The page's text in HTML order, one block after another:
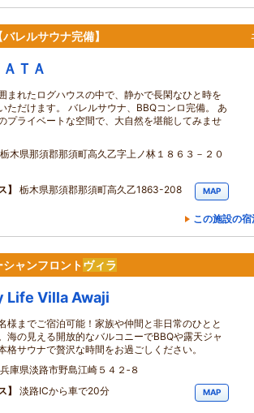
バレルサウナ完備】
ＴＡ
まれたログハウスの中で、静かで長閑なひと時を
ただけます。 バレルサウナ、BBQコンロ完備。 あ
プライベートな空間で、大自然を堪能してみませ
栃木県那須郡那須町高久乙字上ノ林１８６３－２０
栃木県那須郡那須町高久乙1863-208 MAP
この施設の
ャンフロントヴィラ
Life Villa Awaji
様までご宿泊可能！家族や仲間と非日常のひとと
海の見える開放的なバルコニーでBBQや露天ジャ
格サウナで贅沢な時間をお過ごしください。
兵庫県淡路市野島江崎５４２‐８
淡路ICから車で20分 MAP